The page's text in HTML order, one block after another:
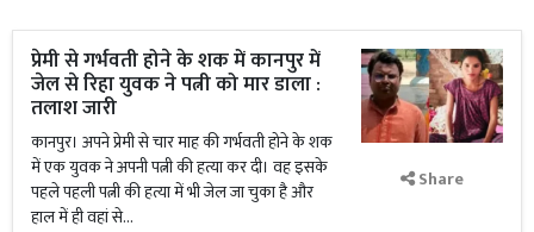
प्रेमी से गर्भवती होने के शक में कानपुर में
जेल से रिहा युवक ने पत्नी को मार डाला :
तलाश जारी
कानपुर। अपने प्रेमी से चार माह की गर्भवती होने के शक
में एक युवक ने अपनी पत्नी की हत्या कर दी। वह इसके
पहले पहली पत्नी की हत्या में भी जेल जा चुका है और
हाल में ही वहां से...
Share